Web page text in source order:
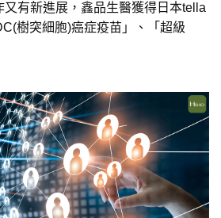
又有新進展，鑫品生醫獲得日本tella
樹突細胞)癌症疫苗」、「超級